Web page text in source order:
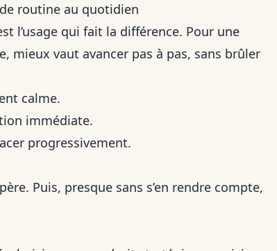
routine au quotidien
l’usage qui fait la différence. Pour une
mieux vaut avancer pas à pas, sans brûler
calme.
immédiate.
progressivement.
Puis, presque sans s’en rendre compte,